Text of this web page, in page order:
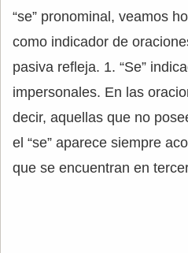
“se” pronominal, veamos
como indicador de
pasiva refleja. 1. “Se”
impersonales. En las
decir, aquellas que no
el “se” aparece siempre
que se encuentran en